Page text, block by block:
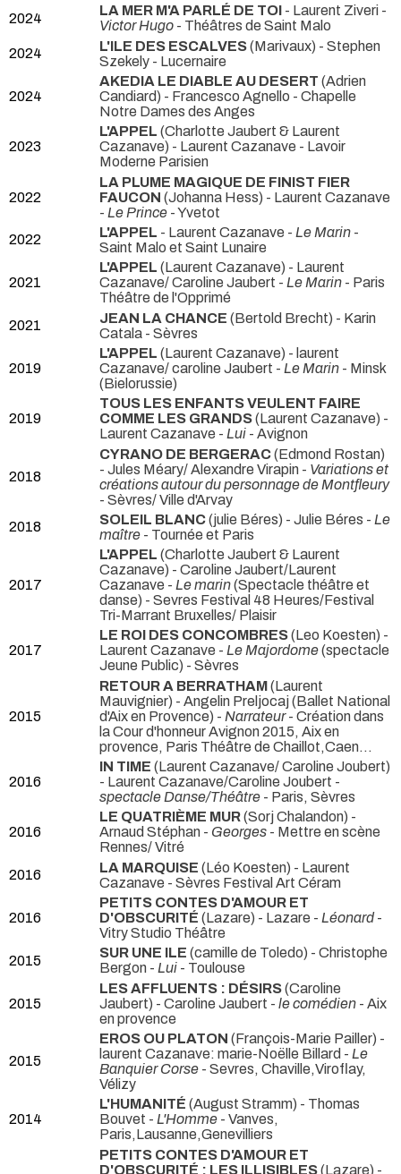
2024
LA MER M'A PARLÉ DE TOI - Laurent Ziveri -
Victor Hugo - Théâtres de Saint Malo
2024
L'ILE DES ESCALVES(Marivaux) - Stephen
Szekely - Lucernaire
2024
AKEDIA LE DIABLE AU DESERT (Adrien
Candiard) - Francesco Agnello - Chapelle
Notre Dames des Anges
2023
L'APPEL (Charlotte Jaubert & Laurent
Cazanave) - Laurent Cazanave - Lavoir
Moderne Parisien
2022
LA PLUME MAGIQUE DE FINIST FIER
FAUCON (Johanna Hess) - Laurent Cazanave
- Le Prince - Yvetot
2022
L'APPEL - Laurent Cazanave - Le Marin -
Saint Malo et Saint Lunaire
2021
L'APPEL (Laurent Cazanave) - Laurent
Cazanave/ Caroline Jaubert - Le Marin - Paris
Théâtre de l'Opprimé
2021
JEAN LA CHANCE (Bertold Brecht) - Karin
Catala - Sèvres
2019
L'APPEL (Laurent Cazanave) - laurent
Cazanave/ caroline Jaubert - Le Marin - Minsk
(Bielorussie)
2019
TOUS LES ENFANTS VEULENT FAIRE
COMME LES GRANDS(Laurent Cazanave) -
Laurent Cazanave - Lui - Avignon
2018
CYRANO DE BERGERAC(Edmond Rostan)
- Jules Méary/ Alexandre Virapin - Variations et
créations autour du personnage de Montfleury
- Sèvres/ Ville d'Arvay
2018
SOLEIL BLANC(julie Béres) - Julie Béres - Le
maître - Tournée et Paris
2017
L'APPEL (Charlotte Jaubert & Laurent
Cazanave) - Caroline Jaubert/Laurent
Cazanave - Le marin(Spectacle théâtre et
danse) - Sevres Festival 48 Heures/Festival
Tri-Marrant Bruxelles/ Plaisir
2017
LE ROI DES CONCOMBRES(Leo Koesten) -
Laurent Cazanave - Le Majordome(spectacle
Jeune Public) - Sèvres
2015
RETOUR A BERRATHAM(Laurent
Mauvignier) - Angelin Preljocaj (Ballet National
d'Aix en Provence) - Narrateur- Création dans
la Cour d'honneur Avignon 2015, Aix en
provence, Paris Théâtre de Chaillot,Caen...
2016
IN TIME (Laurent Cazanave/ Caroline Joubert)
- Laurent Cazanave/Caroline Joubert -
spectacle Danse/Théâtre - Paris, Sèvres
2016
LE QUATRIÈME MUR(Sorj Chalandon) -
Arnaud Stéphan - Georges - Mettre en scène
Rennes/ Vitré
2016
LA MARQUISE (Léo Koesten) - Laurent
Cazanave - Sèvres Festival Art Céram
2016
PETITS CONTES D'AMOUR ET
D'OBSCURITÉ (Lazare) - Lazare - Léonard-
Vitry Studio Théâtre
2015
SUR UNE ILE (camille de Toledo) - Christophe
Bergon - Lui - Toulouse
2015
LES AFFLUENTS : DÉSIRS(Caroline
Jaubert) - Caroline Jaubert - le comédien - Aix
en provence
2015
EROS OU PLATON (François-Marie Pailler) -
laurent Cazanave: marie-Noëlle Billard - Le
Banquier Corse - Sevres, Chaville,Viroflay,
Vélizy
2014
L'HUMANITÉ (August Stramm) - Thomas
Bouvet - L'Homme - Vanves,
Paris,Lausanne,Genevilliers
PETITS CONTES D'AMOUR ET
D'OBSCURITÉ : LES ILLISIBLES(Lazare) -